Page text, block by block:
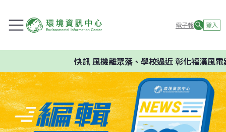
電子報 登入
快訊風機離聚落、學校過近 彰化福漢風電